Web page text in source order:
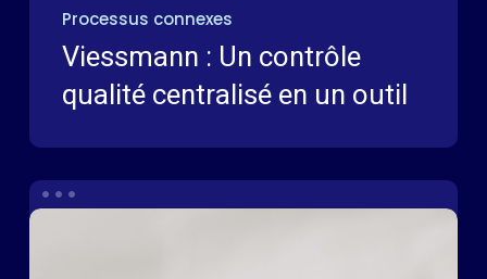
Processus connexes
Viessmann : Un contrôle
qualité centralisé en un outil